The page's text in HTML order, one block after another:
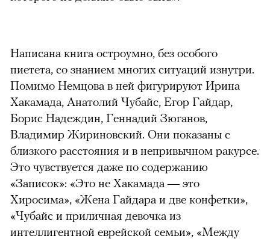
Написана книга остроумно, без особого
пиетета, со знанием многих ситуаций изнутри.
Помимо Немцова в ней фигурируют Ирина
Хакамада, Анатолий Чубайс, Егор Гайдар,
Борис Надеждин, Геннадий Зюганов,
Владимир Жириновский. Они показаны с
близкого расстояния и в непривычном ракурсе.
Это чувствуется даже по содержанию
«Записок»: «Это не Хакамада — это
Хиросима», «Жена Гайдара и две конфетки»,
«Чубайс и приличная девочка из
интеллигентной еврейской семьи», «Между